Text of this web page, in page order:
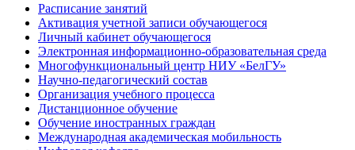
Расписание занятий
Активация учетной записи обучающегося
Личный кабинет обучающегося
Электронная информационно-образовательная среда
Многофункциональный центр НИУ «БелГУ»
Научно-педагогический состав
Организация учебного процесса
Дистанционное обучение
Обучение иностранных граждан
Международная академическая мобильность